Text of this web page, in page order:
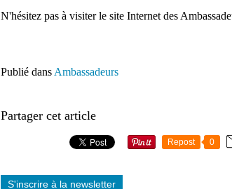
N'hésitez pas à visiter le site Internet des
Publié dans Ambassadeurs
Partager cet article
Repost 0
S'inscrire à la newsletter